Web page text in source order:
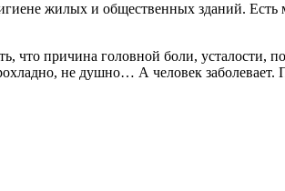
жилых и общественных зданий. Есть
что причина головной боли,
не душно… А человек